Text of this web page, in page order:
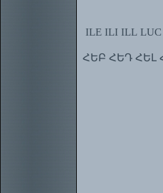
ILE ILI ILL LUC
ՀԵԲ ՀԵԴ ՀԵԼ